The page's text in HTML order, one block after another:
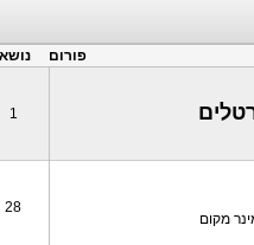
פורום
1
מקום
28